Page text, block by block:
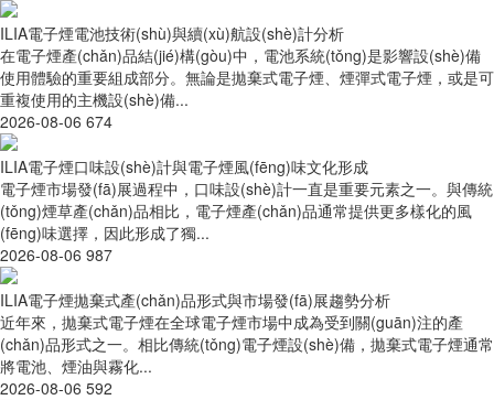
ILIA電子煙電池技術(shù)與續(xù)航設(shè)計分析
在電子煙產(chǎn)品結(jié)構(gòu)中，電池系統(tǒng)是影響設(shè)備
使用體驗的重要組成部分。無論是拋棄式電子煙、煙彈式電子煙，或是可
重複使用的主機設(shè)備...
2026-08-06 674
ILIA電子煙口味設(shè)計與電子煙風(fēng)味文化形成
電子煙市場發(fā)展過程中，口味設(shè)計一直是重要元素之一。與傳統
(tǒng)煙草產(chǎn)品相比，電子煙產(chǎn)品通常提供更多樣化的風
(fēng)味選擇，因此形成了獨...
2026-08-06 987
ILIA電子煙拋棄式產(chǎn)品形式與市場發(fā)展趨勢分析
近年來，拋棄式電子煙在全球電子煙市場中成為受到關(guān)注的產
(chǎn)品形式之一。相比傳統(tǒng)電子煙設(shè)備，拋棄式電子煙通常
將電池、煙油與霧化...
2026-08-06 592